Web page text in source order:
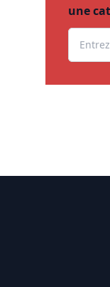
une